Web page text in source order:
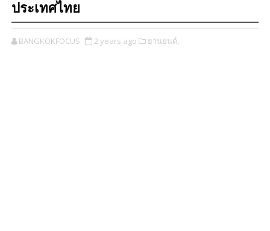
ประเทศไทย
BANGKOKFOCUS 2 years ago ยานยนต์,